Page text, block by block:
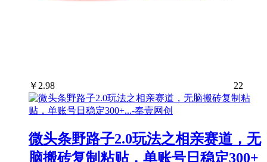
￥ 2.98 22
微头条野路子2.0玩法之相亲赛道，无
脑搬砖复制粘贴，单账号日稳定300+